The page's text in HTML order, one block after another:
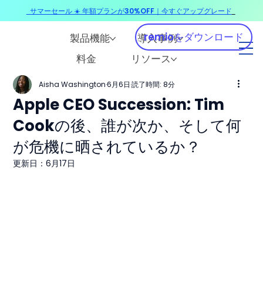
製品機能
導入事例
料金
リソース
remioをダウンロード
Apple CEO Succession: Tim
Cookの後、誰が次か、そして何
が危機に晒されているか？
Aisha Washington 6月6日 読了時間: 8分
更新日：6月17日
サマーセール ☀️ 年額プランが30%OFF｜今すぐアップグレード